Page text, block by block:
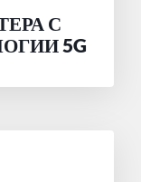
С
5G